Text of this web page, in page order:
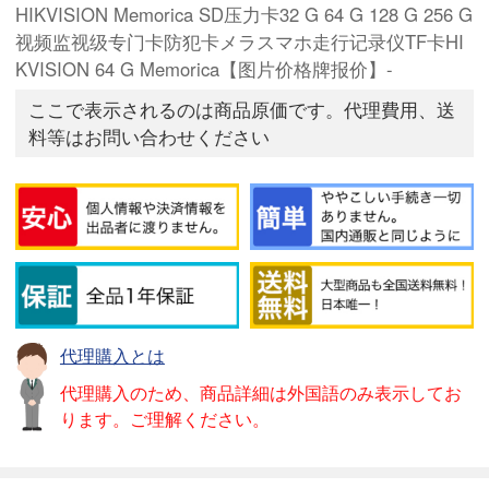
HIKVISION Memorica SD压力卡32 G 64 G 128 G 256 G
视频监视级专门卡防犯卡メラスマホ走行记录仪TF卡HI
KVISION 64 G Memorica【图片价格牌报价】-
ここで表示されるのは商品原価です。代理費用、送
料等はお問い合わせください
代理購入とは
代理購入のため、商品詳細は外国語のみ表示してお
ります。ご理解ください。